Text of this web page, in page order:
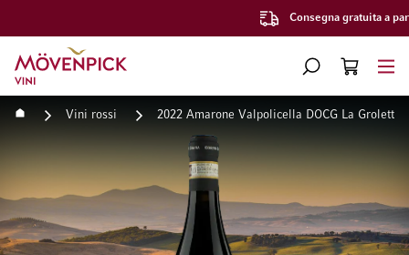
Consegna gratuita a partire da CHF 300.–
Vai alla Home Page
CERCA
CART
Home Vini rossi 2022 Amarone Valpolicella DOCG La Groletta
Vai alla fine della galleria di immagini